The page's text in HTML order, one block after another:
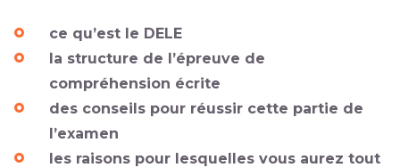
ce qu’est le DELE
la structure de l’épreuve de
compréhension écrite
des conseils pour réussir cette partie de
l’examen
les raisons pour lesquelles vous aurez tout